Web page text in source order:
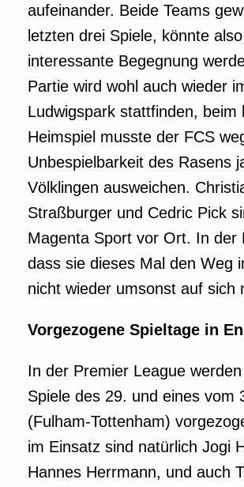
aufeinander. Beide Teams
letzten drei Spiele, könnte
interessante Begegnung
Partie wird wohl auch wieder
Ludwigspark stattfinden, beim
Heimspiel musste der FCS
Unbespielbarkeit des Rasens
Völklingen ausweichen.
Straßburger und Cedric Pick
Magenta Sport vor Ort. In der
dass sie dieses Mal den Weg
nicht wieder umsonst auf sich
Vorgezogene Spieltage in
In der Premier League
Spiele des 29. und eines vom
(Fulham-Tottenham)
im Einsatz sind natürlich Jogi
Hannes Herrmann, und auch